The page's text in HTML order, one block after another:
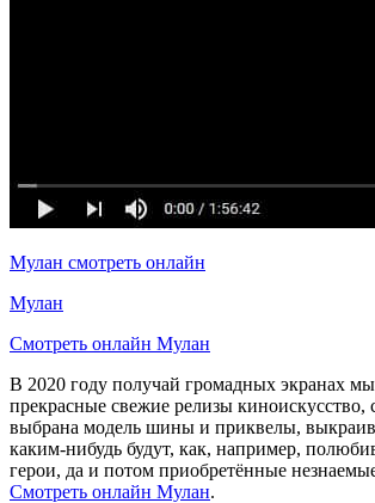
Мулан смотреть онлайн
Мулан
Смотреть онлайн Мулан
В 2020 году получай громадных экранах
прекрасные свежие релизы киноискусство,
выбрана модель шины и приквелы,
каким-нибудь будут, как, например,
герои, да и потом приобретённые
Смотреть онлайн Мулан.